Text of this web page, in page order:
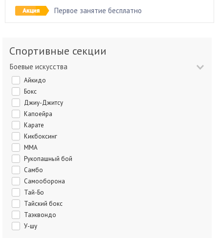
Первое занятие бесплатно
Спортивные секции
Боевые искусства
Айкидо
Бокс
Джиу-Джитсу
Капоейра
Карате
Кикбоксинг
ММА
Рукопашный бой
Самбо
Самооборона
Тай-Бо
Тайский бокс
Таэквондо
У-шу